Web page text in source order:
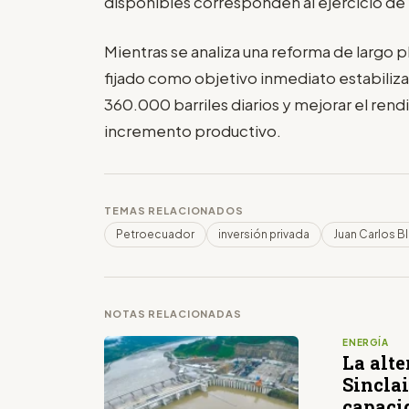
Mientras se analiza una reforma de largo
fijado como objetivo inmediato
360.000 barriles diarios y mejorar el
incremento productivo.
TEMAS RELACIONADOS
Petroecuador inversión privada Juan Carlos
NOTAS RELACIONADAS
ENERGÍA
La